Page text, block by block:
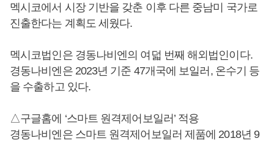
멕시코에서 시장 기반을 갖춘 이후 다른 중남미 국가로
진출한다는 계획도 세웠다.
멕시코법인은 경동나비엔의 여덟 번째 해외법인이다.
경동나비엔은 2023년 기준 47개국에 보일러, 온수기 등
을 수출하고 있다.
△구글홈에 ‘스마트 원격제어보일러’ 적용
경동나비엔은 스마트 원격제어보일러 제품에 2018년 9